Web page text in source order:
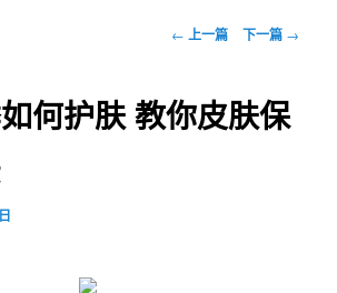
文
航
← 上一篇 下一篇 →
何护肤 教你皮肤保